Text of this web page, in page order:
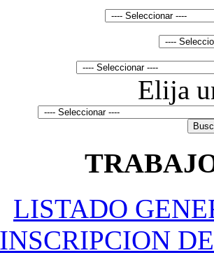
Elija
LISTADO
INSCRIPCION